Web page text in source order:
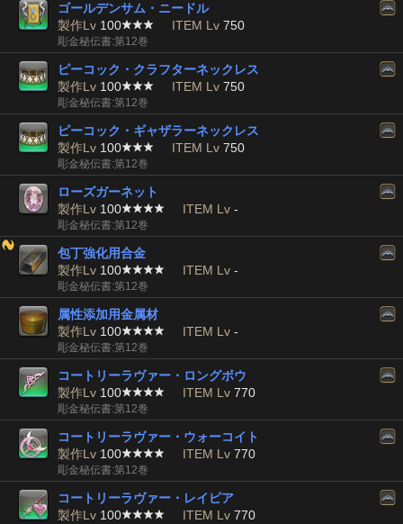
ゴールデンサム・ニードル
製作Lv 100 ITEM Lv 750
彫金秘伝書:第12巻
ピーコック・クラフターネックレス
製作Lv 100 ITEM Lv 750
彫金秘伝書:第12巻
ピーコック・ギャザラーネックレス
製作Lv 100 ITEM Lv 750
彫金秘伝書:第12巻
ローズガーネット
製作Lv 100 ITEM Lv -
彫金秘伝書:第12巻
包丁強化用合金
製作Lv 100 ITEM Lv -
彫金秘伝書:第12巻
属性添加用金属材
製作Lv 100 ITEM Lv -
彫金秘伝書:第12巻
コートリーラヴァー・ロングボウ
製作Lv 100 ITEM Lv 770
彫金秘伝書:第12巻
コートリーラヴァー・ウォーコイト
製作Lv 100 ITEM Lv 770
彫金秘伝書:第12巻
コートリーラヴァー・レイピア
製作Lv 100 ITEM Lv 770